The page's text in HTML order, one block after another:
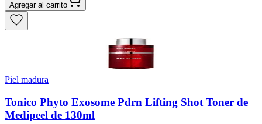
Agregar al carrito
Piel madura
Tonico Phyto Exosome Pdrn Lifting Shot Toner de
Medipeel de 130ml